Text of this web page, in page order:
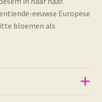
eeuwse Europese
bloemen als